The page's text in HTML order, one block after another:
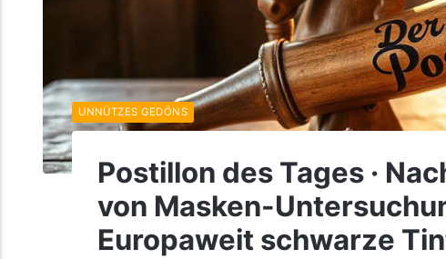
Postillon des Tages ·
von Masken-
Europaweit schwarze
UNNÜTZES GEDÖNS